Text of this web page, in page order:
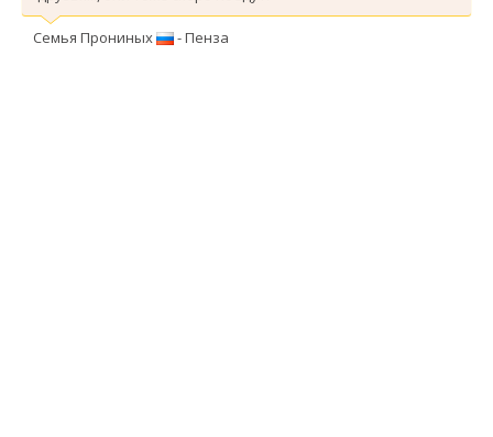
Семья Прониных - Пенза